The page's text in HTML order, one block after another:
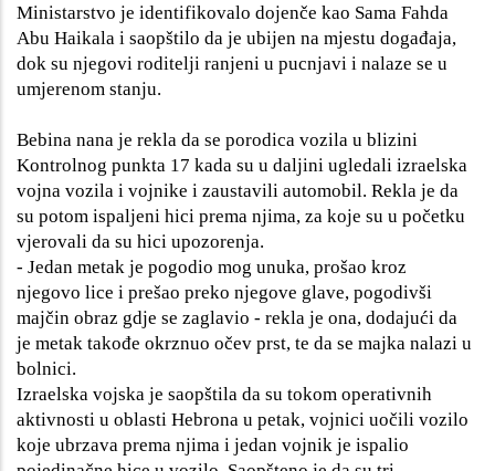
Ministarstvo je identifikovalo dojenče kao Sama Fahda
Abu Haikala i saopštilo da je ubijen na mjestu događaja,
dok su njegovi roditelji ranjeni u pucnjavi i nalaze se u
umjerenom stanju.
Bebina nana je rekla da se porodica vozila u blizini
Kontrolnog punkta 17 kada su u daljini ugledali izraelska
vojna vozila i vojnike i zaustavili automobil. Rekla je da
su potom ispaljeni hici prema njima, za koje su u početku
vjerovali da su hici upozorenja.
- Jedan metak je pogodio mog unuka, prošao kroz
njegovo lice i prešao preko njegove glave, pogodivši
majčin obraz gdje se zaglavio - rekla je ona, dodajući da
je metak takođe okrznuo očev prst, te da se majka nalazi u
bolnici.
Izraelska vojska je saopštila da su tokom operativnih
aktivnosti u oblasti Hebrona u petak, vojnici uočili vozilo
koje ubrzava prema njima i jedan vojnik je ispalio